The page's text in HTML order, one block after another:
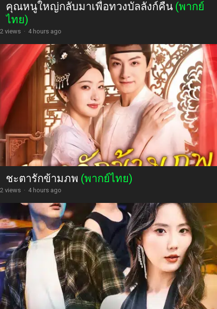
คุณหนูใหญ่กลับมาเพื่อทวงบัลลังก์คืน (พากย์
ไทย)
2 views · 4 hours ago
ชะตารักข้ามภพ (พากย์ไทย)
2 views · 4 hours ago